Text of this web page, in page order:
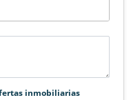
inmobiliarias